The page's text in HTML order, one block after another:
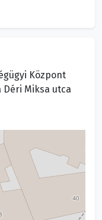
Központ
Déri Miksa utca